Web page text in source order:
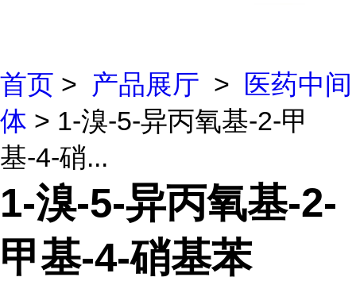
首页 > 产品展厅 >
医药中间
体 > 1-溴-5-异丙氧基-2-甲
基-4-硝...
1-溴-5-异丙氧基-2-
甲基-4-硝基苯